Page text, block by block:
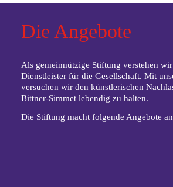
Die Angebote
Als gemeinnützige Stiftung verstehen
Dienstleister für die Gesellschaft. Mit
versuchen wir den künstlerischen
Bittner-Simmet lebendig zu halten.
Die Stiftung macht folgende Angebote